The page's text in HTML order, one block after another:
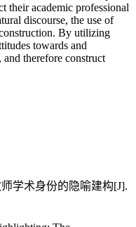
their academic professional
discourse, the use of
By utilizing
towards and
therefore construct
学术身份的隐喻建构[J].